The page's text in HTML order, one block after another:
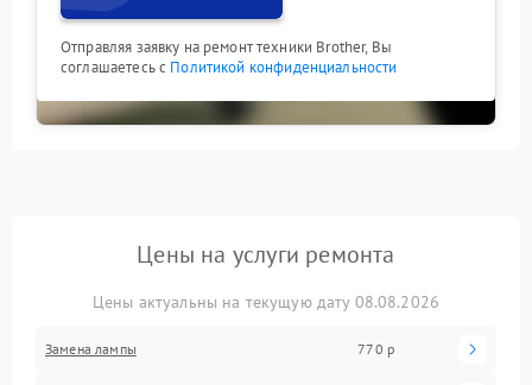
Отправляя заявку на ремонт техники Brother, Вы
соглашаетесь с Политикой конфиденциальности
Цены на услуги ремонта
Цены актуальны на текущую дату 08.08.2026
Замена лампы 770 р